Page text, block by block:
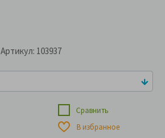
Артикул: 103937
Сравнить
В избранное